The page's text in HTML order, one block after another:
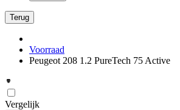
Terug
Voorraad
Peugeot 208 1.2 PureTech 75 Active
Vergelijk